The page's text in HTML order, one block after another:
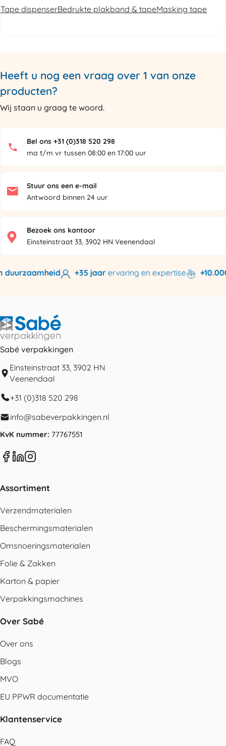
Tape dispenserBedrukte plakband & tapeMasking tape
Heeft u nog een vraag over 1 van onze
producten?
Wij staan u graag te woord.
Bel ons +31 (0)318 520 298
ma t/m vr tussen 08:00 en 17:00 uur
Stuur ons een e-mail
Antwoord binnen 24 uur
Bezoek ons kantoor
Einsteinstraat 33, 3902 HN Veenendaal
+35 jaarervaring en expertise +10.000
Sabé verpakkingen
Einsteinstraat 33, 3902 HN
Veenendaal
+31 (0)318 520 298
info@sabeverpakkingen.nl
KvK nummer: 77767551
Assortiment
Verzendmaterialen
Beschermingsmaterialen
Omsnoeringsmaterialen
Folie & Zakken
Karton & papier
Verpakkingsmachines
Over Sabé
Over ons
Blogs
MVO
EU PPWR documentatie
Klantenservice
FAQ